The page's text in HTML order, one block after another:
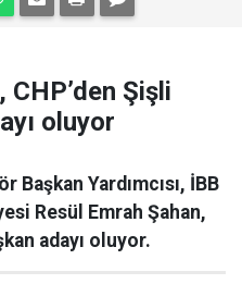
CHP’den Şişli
oluyor
Yardımcısı, İBB
Resül Emrah Şahan,
adayı oluyor.